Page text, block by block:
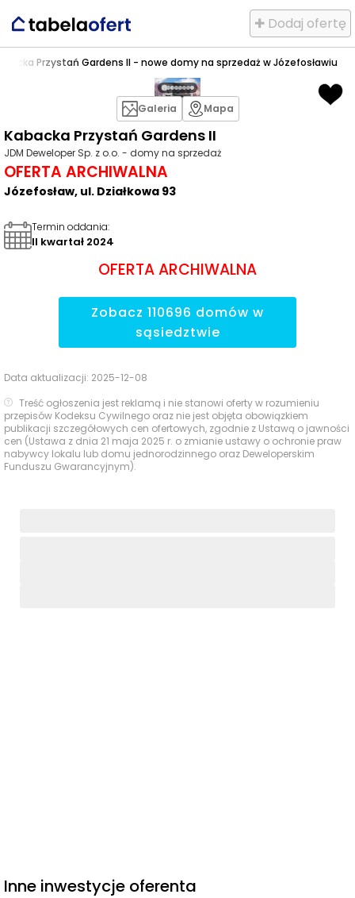
✚ Dodaj ofertę
Przystań Gardens II - nowe domy na sprzedaż w Józefosławiu
Kabacka Przystań Gardens II
JDM Deweloper Sp. z o.o. - domy na sprzedaż
OFERTA ARCHIWALNA
Józefosław, ul. Działkowa 93
Galeria Mapa
Termin oddania:
II kwartał 2024
OFERTA ARCHIWALNA
Zobacz 110696 domów w
sąsiedztwie
Data aktualizacji: 2025-12-08
Treść ogłoszenia jest reklamą i nie stanowi oferty w rozumieniu
przepisów Kodeksu Cywilnego oraz nie jest objęta obowiązkiem
publikacji szczegółowych cen ofertowych, zgodnie z Ustawą o jawności
cen (Ustawa z dnia 21 maja 2025 r. o zmianie ustawy o ochronie praw
nabywcy lokalu lub domu jednorodzinnego oraz Deweloperskim
Funduszu Gwarancyjnym).
Inne inwestycje oferenta